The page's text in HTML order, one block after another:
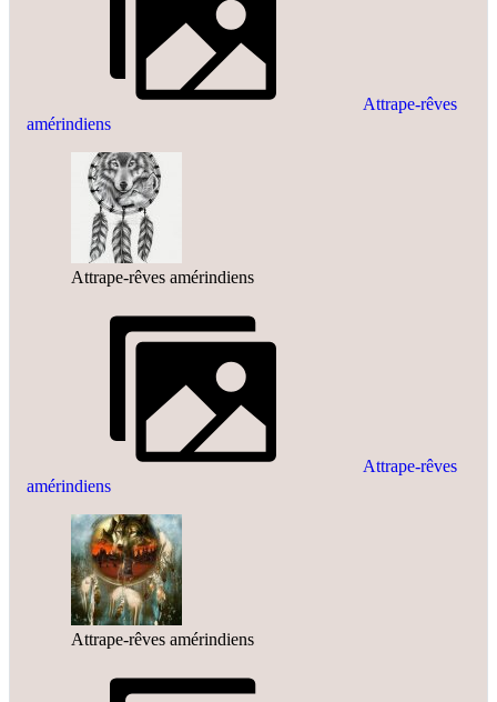
Attrape-rêves
amérindiens
Attrape-rêves amérindiens
Attrape-rêves
amérindiens
Attrape-rêves amérindiens